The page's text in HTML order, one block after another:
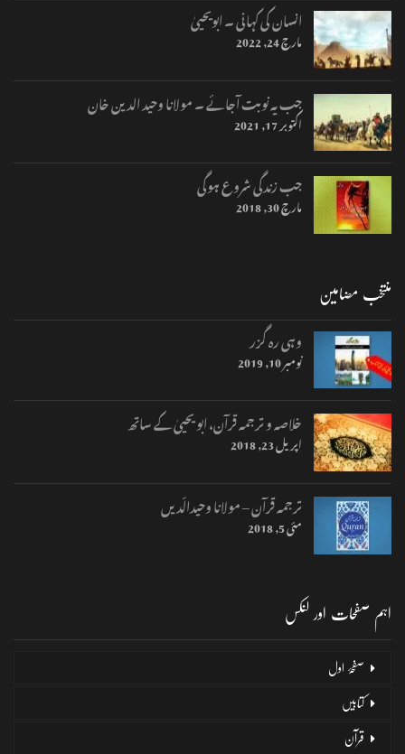
انسان کی کہانی ۔ ابویحییٰ
مارچ 24, 2022
جب یہ نوبت آجائے ۔ مولانا وحید الدین خان
اکتوبر 17, 2021
جب زندگی شروع ہوگی
مارچ 30, 2018
منتخب مضامین
وہی رہ گزر
نومبر 10, 2019
خلاصہ و ترجمہ قرآن، ابو یحییٰ کے ساتھ
اپریل 23, 2018
ترجمہ قرآن – مولانا وحیدالّدیں
مئی 5, 2018
اہم صفحات اور لنکس
صفحۂ اول
کتابیں
قرآن